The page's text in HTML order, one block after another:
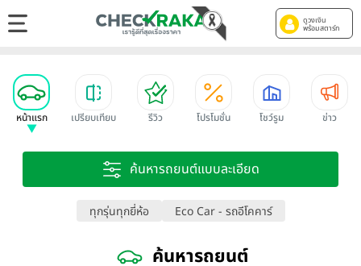
ดูวงเงิน
พร้อมสตาร์ท
หน้าแรก เปรียบเทียบ รีวิว โปรโมชั่น โชว์รูม ข่าว
ค้นหารถยนต์แบบละเอียด
ทุกรุ่นทุกยี่ห้อ Eco Car - รถอีโคคาร์
ค้นหารถยนต์